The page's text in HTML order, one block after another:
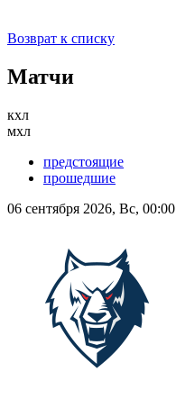
Возврат к списку
Матчи
кхл
мхл
предстоящие
прошедшие
06 сентября 2026, Вс, 00:00